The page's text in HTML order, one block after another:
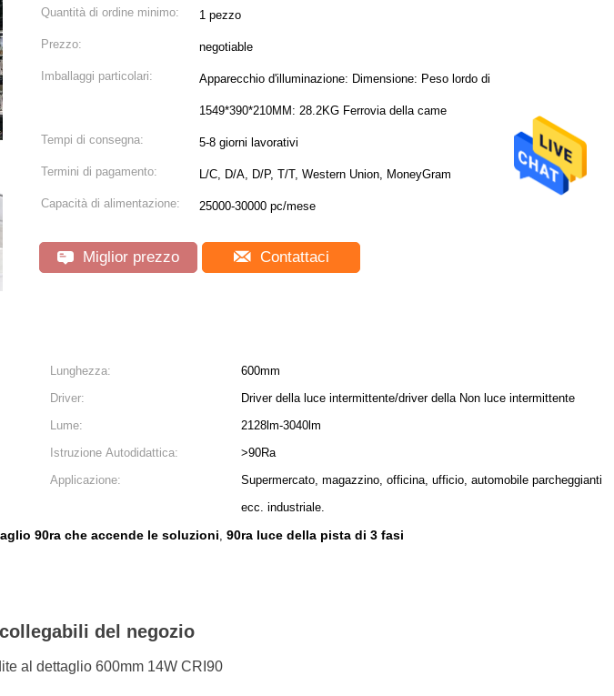
Quantità di ordine minimo: 1 pezzo
Prezzo: negotiable
Imballaggi particolari: Apparecchio d'illuminazione: Dimensione: Peso lordo di
1549*390*210MM: 28.2KG Ferrovia della came
Tempi di consegna: 5-8 giorni lavorativi
Termini di pagamento: L/C, D/A, D/P, T/T, Western Union, MoneyGram
Capacità di alimentazione: 25000-30000 pc/mese
Miglior prezzo Contattaci
Lunghezza:
600mm
Driver:
Driver della luce intermittente/driver della Non luce intermittente
Lume:
2128lm-3040lm
Istruzione Autodidattica:
>90Ra
Applicazione:
Supermercato, magazzino, officina, ufficio, automobile parcheggianti
ecc. industriale.
90ra che accende le soluzioni, 90ra luce della pista di 3 fasi
del negozio
al dettaglio 600mm 14W CRI90